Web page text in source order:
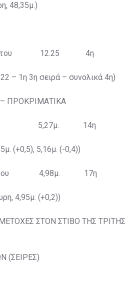
48,35μ.)
12.25 4η
– 1η 3η σειρά – συνολικά 4η)
ΠΡΟΚΡΙΜΑΤΙΚΑ
5,27μ. 14η
(+0,5), 5,16μ. (-0,4))
4,98μ. 17η
4,95μ. (+0,2))
ΣΤΟΝ ΣΤΙΒΟ ΤΗΣ ΤΡΙΤΗΣ
(ΣΕΙΡΕΣ)